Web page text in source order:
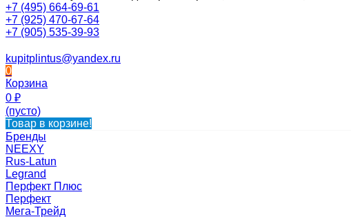
+7 (495) 664-69-61
+7 (925) 470-67-64
+7 (905) 535-39-93
kupitplintus@yandex.ru
0
Корзина
0 ₽
(пусто)
Товар в корзине!
Бренды
NEEXY
Rus-Latun
Legrand
Перфект Плюс
Перфект
Мега-Трейд